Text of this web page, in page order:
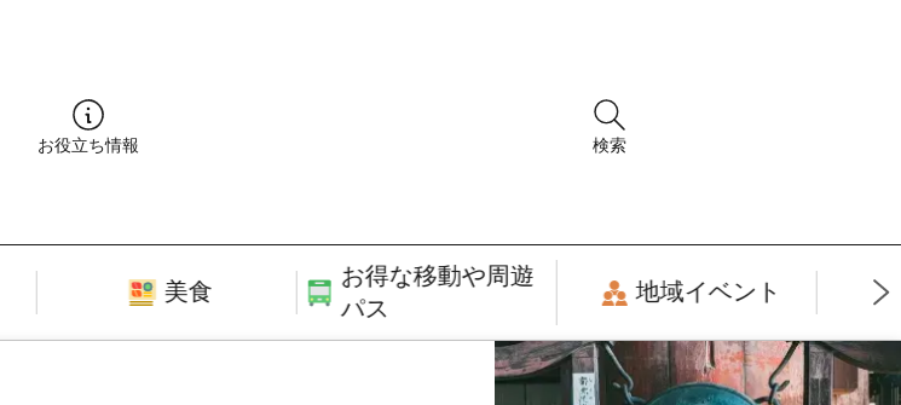
お役立ち情報 検索
美食
お得な移動や周遊
パス
地域イベント